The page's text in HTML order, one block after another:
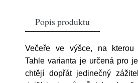
Popis produktu
Večeře ve výšce, na kterou
Tahle varianta je určená pro
chtějí dopřát jedinečný